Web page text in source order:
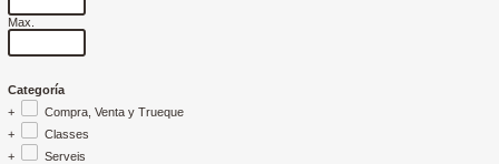
Max.
Categoría
+
Compra, Venta y Trueque
+
Classes
+
Serveis